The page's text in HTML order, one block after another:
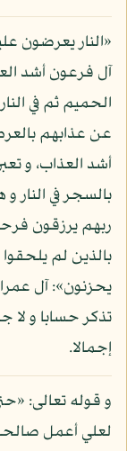
«النار يعرضون
عن عذابهم
أشد العذاب، و
بالسجر في النار
ربهم يرزقون
بالذين لم
تذكر حسابا و لا
إجمالا.
و قوله تعالى:
لعلي أعمل